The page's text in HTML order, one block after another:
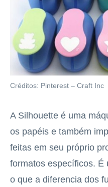
Créditos: Pinterest – Craft Inc
A Silhouette é uma
os papéis e também
feitas em seu próprio
formatos específicos. É
o que a diferencia dos